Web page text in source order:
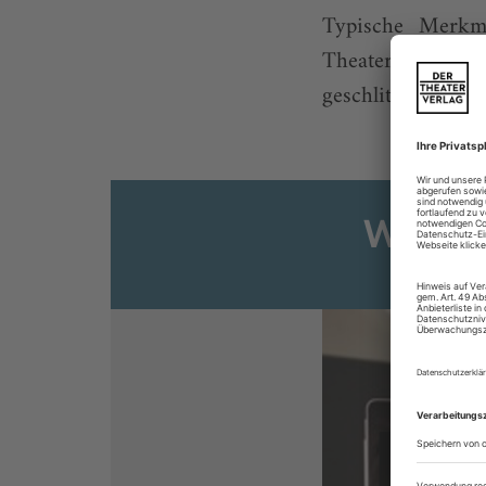
Typische
Theaterbau
geschlitzten